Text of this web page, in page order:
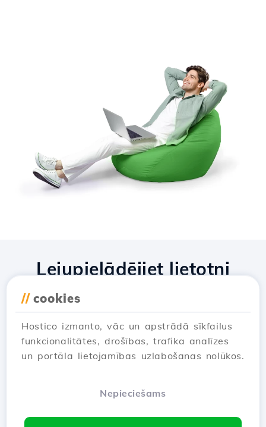
// cookies
Hostico izmanto, vāc un apstrādā sīkfailus
funkcionalitātes, drošības, trafika analīzes
un portāla lietojamības uzlabošanas nolūkos.
Nepieciešams
Lejupielādējiet lietotni